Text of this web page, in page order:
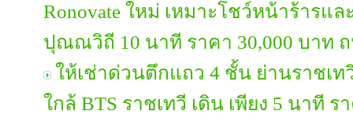
Ronovate ใหม่ เหมาะโชว์หน้าร้ารแ
ปุณณวิถี 10 นาที ราคา 30,000 บาท
ให้เช่าด่วนตึกแถว 4 ชั้น ย่านราชเท
ใกล้ BTS ราชเทวี เดิน เพียง 5 นาที